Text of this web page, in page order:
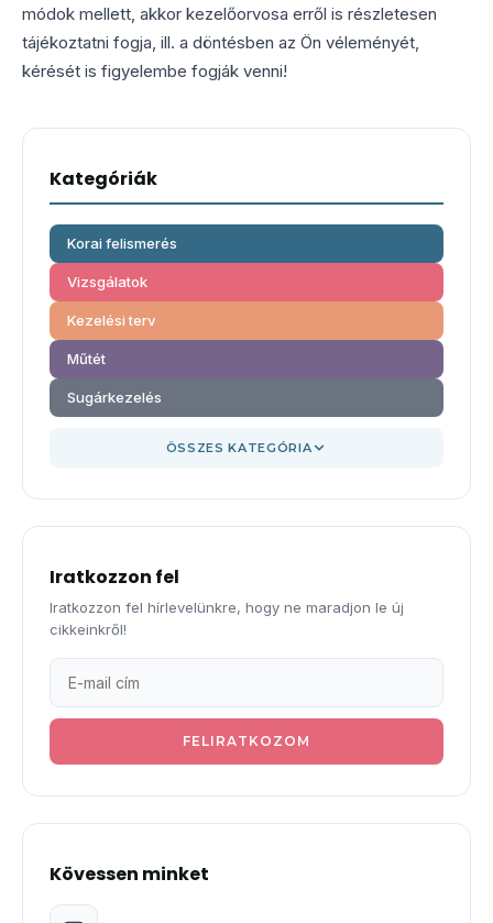
módok mellett, akkor kezelőorvosa erről is részletesen
tájékoztatni fogja, ill. a döntésben az Ön véleményét,
kérését is figyelembe fogják venni!
Kategóriák
Korai felismerés
Vizsgálatok
Kezelési terv
Műtét
Sugárkezelés
ÖSSZES KATEGÓRIA
Iratkozzon fel
Iratkozzon fel hírlevelünkre, hogy ne maradjon le új
cikkeinkről!
FELIRATKOZOM
Kövessen minket